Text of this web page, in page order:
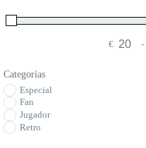
€ -
Categorías
Especial
Fan
Jugador
Retro